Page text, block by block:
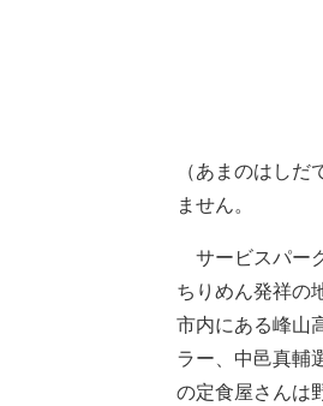
（あまのはし
ません。
サービスパー
ちりめん発祥の
市内にある峰山
ラー、中邑真輔
の定食屋さんは